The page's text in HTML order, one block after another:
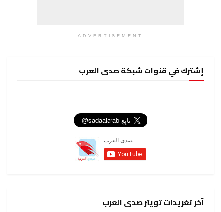
ADVERTISEMENT
إشترك في قنوات شبكة صدى العرب
آخر تغريدات تويتر صدى العرب